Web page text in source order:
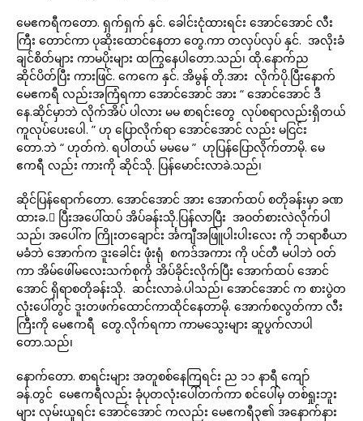
မေဧကရီကတော. ရှက်ရှက် နှင်. ခေါင်းငုံထားရင်း အောင်အောင် လီး
ကြီး တောင်ကာ ပုဆိုးထောင်နေတာ တွေ.ကာ တလှပ်လှပ် နှင်. အလိုးခံ
ချင်စိတ်များ ကာမပိုးများ ထကြွနေပါတော.သည်၊ ထို.နောက်ည
ဆိုင်ပိတ်ပြီး ကားဖြင်. ကေကေ နှင်. အိမွန် တို.အား လိုက်ပို.ပြီးနောက်
မေဧကရီ လည်းအကြံရကာ အောင်အောင် အား “ အောင်အောင် ဒီ
နေ.ဆိုင်မှာဘဲ လိုက်အိပ် ပါလား မမ စာရင်းတွေ လုပ်စရာလည်းရှိတယ်
ကူလုပ်ပေးပေါ. ” ဟု ပြောလိုက်ရာ အောင်အောင် လည်း မငြင်း
တော.ဘဲ “ ဟုတ်ကဲ. ရပါတယ် မမမေ ” ဟုပြန်ပြောလိုက်တာမို. မေ
ဧကရီ လည်း ကားကို ဆိုင်သို. ပြန်မောင်းလာခဲ.သည်၊
ဆိုင်ပြန်ရောက်တော. အောင်အောင် အား အောက်ထပ် စတိုခန်းမှာ ခဏ
ထားခ.ဲ ပြီးအပေါ်ထပ် အိပ်ခန်းသို.ပြန်လာပြီး အဝတ်စားလဲလိုက်ပါ
သည်၊ အပေါ်က ကြိုးတချောင်း င်္အကျီအဖြူပါးပါးလေး ကို ဘရာစီယာ
မခံဘဲ အောက်က ဒူးခေါင်း ဖုံးရုံ စကဒ်အကား ကို ပင်တီ မပါဘဲ ဝတ်
ကာ အိမ်ဖေါ်မလေးသက်စုကို အိပ်ခိုင်းလိုက်ပြီး အောက်ထပ် အောင်
အောင် ရှိရာစတိုခန်းသို. ဆင်းလာခဲ.ပါသည်၊ အောင်အောင် က စားပွဲတ
လုံးပေါ်တွင် ဒူးတဖက်ထောင်ကာထိုင်နေတာမို. အောက်စလွတ်ကာ လီး
ကြီးကို မေဧကရီ တွေ.လိုက်ရကာ ကာမသွေးများ ဆူပွက်လာပါ
တော.သည်၊
နောက်တော. စာရင်းများ အတူစစ်နေကြရင်း ည ၁၁ နာရီ ကျော်
ခန်.တွင် မေဧကရီလည်း ခုံပုတလုံးပေါ်တက်ကာ စင်ပေါ်မှ တစ်ရှုးဘူး
များ လှမ်းယူရင်း အောင်အောင် ကလည်း မေဧကရီ၃၏ အနောက်နား